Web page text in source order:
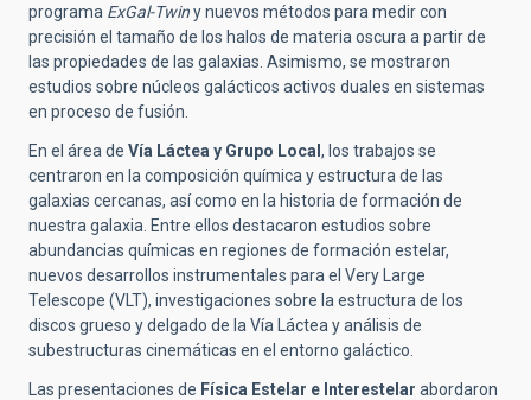
programa ExGal-Twiny nuevos métodos para medir con
precisión el tamaño de los halos de materia oscura a partir de
las propiedades de las galaxias. Asimismo, se mostraron
estudios sobre núcleos galácticos activos duales en sistemas
en proceso de fusión.
En el área de Vía Láctea y Grupo Local, los trabajos se
centraron en la composición química y estructura de las
galaxias cercanas, así como en la historia de formación de
nuestra galaxia. Entre ellos destacaron estudios sobre
abundancias químicas en regiones de formación estelar,
nuevos desarrollos instrumentales para el Very Large
Telescope (VLT), investigaciones sobre la estructura de los
discos grueso y delgado de la Vía Láctea y análisis de
subestructuras cinemáticas en el entorno galáctico.
Las presentaciones de Física Estelar e Interestelar abordaron